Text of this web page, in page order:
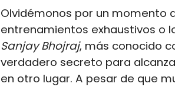
Olvidémonos por un momento
entrenamientos exhaustivos o
Sanjay Bhojraj, más conocido
verdadero secreto para
en otro lugar. A pesar de que